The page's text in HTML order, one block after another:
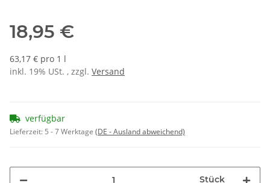
18,95 €
63,17 € pro 1 l
inkl. 19% USt. , zzgl. Versand
verfügbar
Lieferzeit: 5 - 7 Werktage (DE - Ausland abweichend)
Stück